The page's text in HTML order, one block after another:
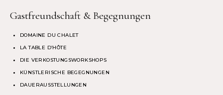
Gastfreundschaft & Begegnungen
DOMAINE DU CHALET
LA TABLE D’HÔTE
DIE VERKOSTUNGSWORKSHOPS
KÜNSTLERISCHE BEGEGNUNGEN
DAUERAUSSTELLUNGEN